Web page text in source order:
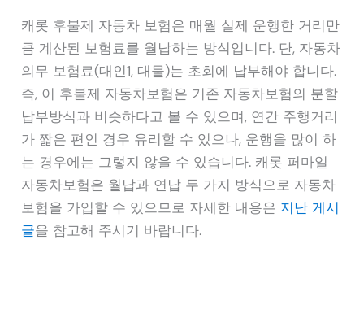
캐롯 후불제 자동차 보험은 매월 실제 운행한 거리만
큼 계산된 보험료를 월납하는 방식입니다. 단, 자동차
의무 보험료(대인1, 대물)는 초회에 납부해야 합니다.
즉, 이 후불제 자동차보험은 기존 자동차보험의 분할
납부방식과 비슷하다고 볼 수 있으며, 연간 주행거리
가 짧은 편인 경우 유리할 수 있으나, 운행을 많이 하
는 경우에는 그렇지 않을 수 있습니다. 캐롯 퍼마일
자동차보험은 월납과 연납 두 가지 방식으로 자동차
보험을 가입할 수 있으므로 자세한 내용은 지난 게시
글을 참고해 주시기 바랍니다.